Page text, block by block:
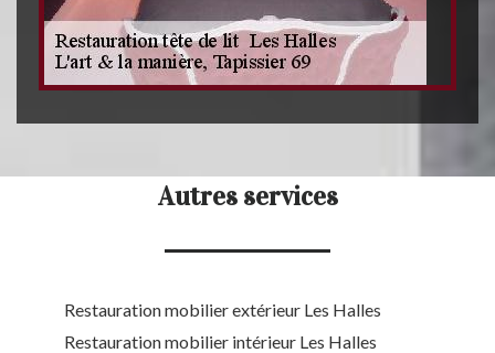
Autres services
Restauration mobilier extérieur Les Halles
Restauration mobilier intérieur Les Halles